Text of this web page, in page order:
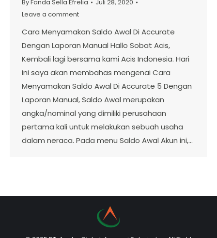
ByFanda Sella Efrelia
Juli 28, 2020
Leave a comment
Cara Menyamakan Saldo Awal Di Accurate
Dengan Laporan Manual Hallo Sobat Acis,
Kembali lagi bersama kami Acis Indonesia. Hari
ini saya akan membahas mengenai Cara
Menyamakan Saldo Awal Di Accurate 5 Dengan
Laporan Manual, Saldo Awal merupakan
angka/nominal yang dimiliki perusahaan
pertama kali untuk melakukan sebuah usaha
dalam neraca. Pada menu Saldo Awal Akun ini,…